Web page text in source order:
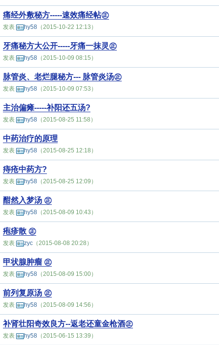
痛经外敷秘方-----速效痛经帖㊣
发表 hy58 （2015-10-22 12:13）
牙痛秘方大公开-----牙痛一抹灵㊣
发表 hy58 （2015-10-09 08:15）
脉管炎、老烂腿秘方--- 脉管炎汤㊣
发表 hy58 （2015-10-09 07:53）
主治偏瘫-----补阳还五汤?
发表 hy58 （2015-08-25 11:58）
中药治疗的原理
发表 hy58 （2015-08-25 12:18）
痔疮中药方?
发表 hy58 （2015-08-25 12:09）
酣然入梦汤 ㊣
发表 hy58 （2015-08-09 10:43）
疱疹散 ㊣
发表 zyc （2015-08-08 20:28）
甲状腺肿瘤 ㊣
发表 hy58 （2015-08-09 15:00）
前列复原汤 ㊣
发表 hy58 （2015-08-09 14:56）
补肾壮阳奇效良方--返老还童金枪酒㊣
发表 hy58 （2015-06-15 13:39）